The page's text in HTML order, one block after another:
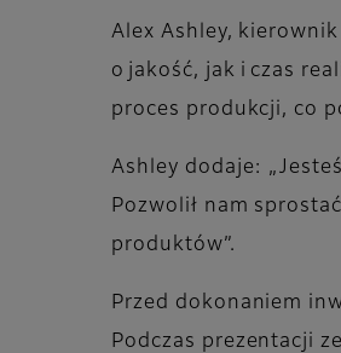
Alex Ashley,
o jakość, jak i czas
proces produkcji, co
Ashley dodaje:
Pozwolił nam
produktów”.
Przed dokonaniem
Podczas prezentacji